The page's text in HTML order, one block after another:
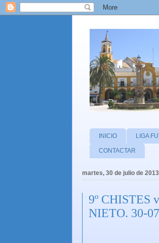
INICIO LIGA
CONTACTAR
martes, 30 de julio de 2013
9º CHISTES
NIETO. 30-